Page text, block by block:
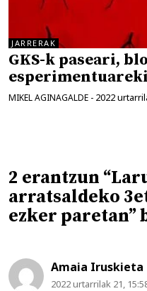
JARRERAK
GKS-k paseari,
MIKEL AGINAGALDE - 2022
2 erantzun
arratsaldeko
ezker paretan”
Amaia Iruskieta
2022 urtarrilak 21,